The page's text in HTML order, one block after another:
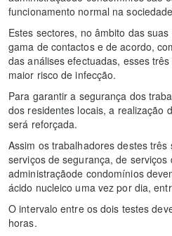
funcionamento normal na
Estes sectores, no âmbito das
gama de contactos e de acordo,
das análises efectuadas, esses
maior risco de infecção.
Para garantir a segurança dos
dos residentes locais, a realização
será reforçada.
Assim os trabalhadores destes
serviços de segurança, de serviços
administraçãode condomínios
ácido nucleico uma vez por dia,
O intervalo entre os dois testes
horas.